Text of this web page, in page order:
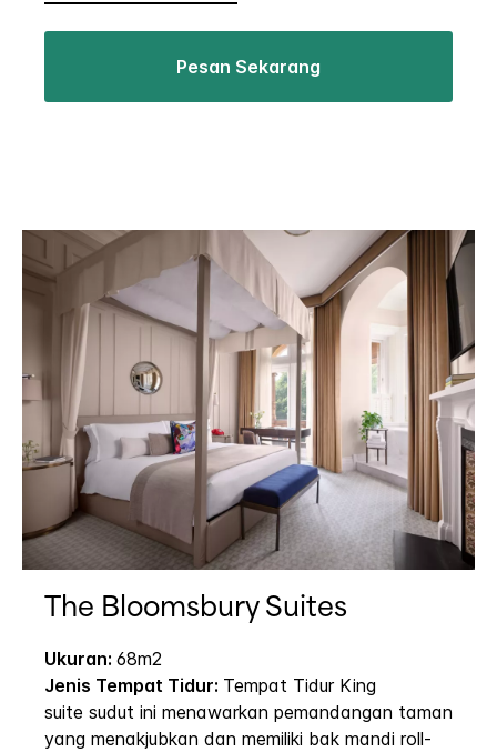
Pesan Sekarang
The Bloomsbury Suites
Ukuran: 68m2
Jenis Tempat Tidur: Tempat Tidur King
suite sudut ini menawarkan pemandangan taman
yang menakjubkan dan memiliki bak mandi roll-